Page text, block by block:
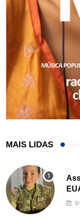
MAIS LIDAS